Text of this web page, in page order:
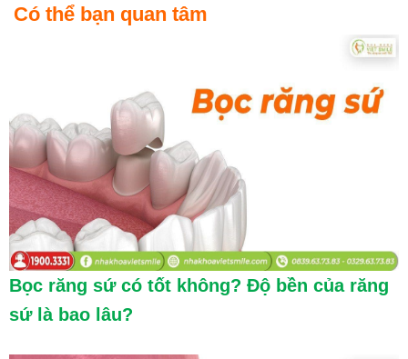
Có thể bạn quan tâm
Bọc răng sứ có tốt không? Độ bền của răng
sứ là bao lâu?